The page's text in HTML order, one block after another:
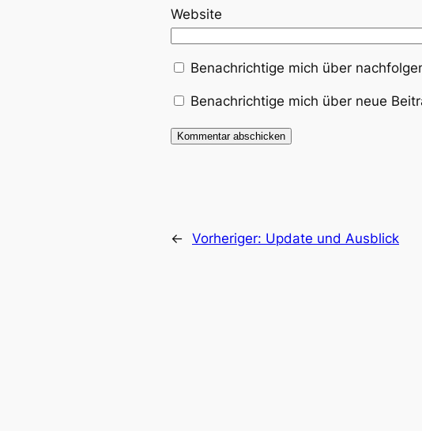
Website
Benachrichtige mich über
Benachrichtige mich über neue
← Vorheriger: Update und Ausblick